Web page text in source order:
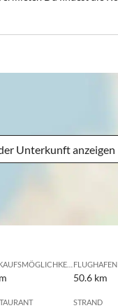
Unterkunft anzeigen
EINKAUFSMÖGLICHKEIT FLUGHAFEN
50.6 km
STRAND